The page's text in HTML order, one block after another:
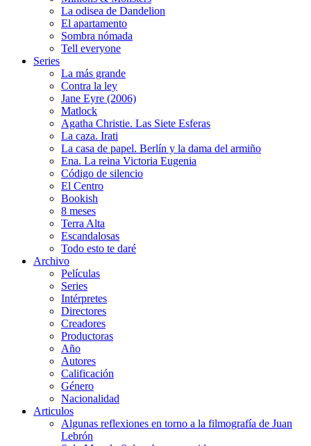
La odisea de Dandelion
El apartamento
Sombra nómada
Tell everyone
Series
La más grande
Contra la ley
Jane Eyre (2006)
Matlock
Agatha Christie. Las Siete Esferas
La caza. Irati
La casa de papel. Berlín y la dama del armiño
Ena. La reina Victoria Eugenia
Código de silencio
El Centro
Bookish
8 meses
Terra Alta
Escandalosas
Todo esto te daré
Archivo
Películas
Series
Intérpretes
Directores
Creadores
Productoras
Año
Autores
Calificación
Género
Nacionalidad
Articulos
Algunas reflexiones en torno a la filmografía de Juan
Lebrón